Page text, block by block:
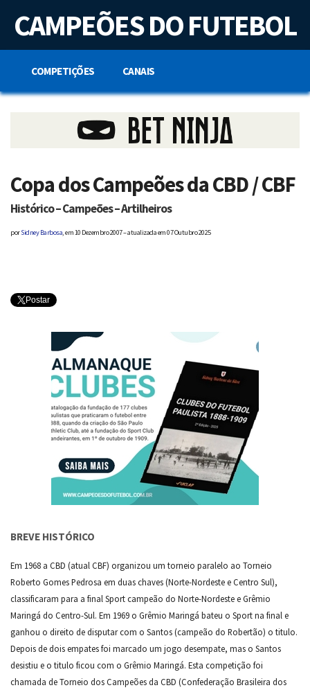
t
n
CAMPEÕES DO FUTEBOL
COMPETIÇÕES CANAIS
Copa dos Campeões da CBD / CBF
Histórico – Campeões – Artilheiros
porSidney Barbosa, em10 Dezembro 2007 – atualizada em 07 Outubro 2025
Postar
BREVE HISTÓRICO
Em 1968 a CBD (atual CBF) organizou um torneio paralelo ao Torneio
Roberto Gomes Pedrosa em duas chaves (Norte-Nordeste e Centro Sul),
classificaram para a final Sport campeão do Norte-Nordeste e Grêmio
Maringá do Centro-Sul. Em 1969 o Grêmio Maringá bateu o Sport na final e
ganhou o direito de disputar com o Santos (campeão do Robertão) o titulo.
Depois de dois empates foi marcado um jogo desempate, mas o Santos
desistiu e o titulo ficou com o Grêmio Maringá. Esta competição foi
chamada de Torneio dos Campeões da CBD (Confederação Brasileira dos